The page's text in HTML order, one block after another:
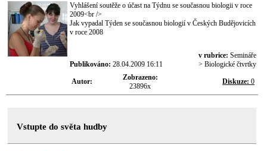
Vyhlášení soutěže o účast na Týdnu se současnou biologii v roce
2009<br />
Jak vypadal Týden se současnou biologií v Českých Budějovicích
v roce 2008
Publikováno: 28.04.2009 16:11
v rubrice: Semináře
> Biologické čtvrtky
Autor:
Zobrazeno:
23896x
Diskuze: 0
Vstupte do světa hudby